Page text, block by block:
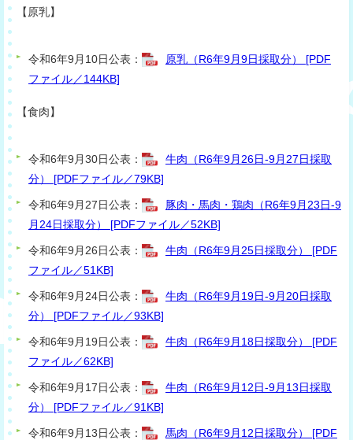
【原乳】
令和6年9月10日公表：
原乳（R6年9月9日採取分） [PDF
ファイル／144KB]
【食肉】
令和6年9月30日公表：
牛肉（R6年9月26日-9月27日採取
分） [PDFファイル／79KB]
令和6年9月27日公表：
豚肉・馬肉・鶏肉（R6年9月23日-9
月24日採取分） [PDFファイル／52KB]
令和6年9月26日公表：
牛肉（R6年9月25日採取分） [PDF
ファイル／51KB]
令和6年9月24日公表：
牛肉（R6年9月19日-9月20日採取
分） [PDFファイル／93KB]
令和6年9月19日公表：
牛肉（R6年9月18日採取分） [PDF
ファイル／62KB]
令和6年9月17日公表：
牛肉（R6年9月12日-9月13日採取
分） [PDFファイル／91KB]
令和6年9月13日公表：
馬肉（R6年9月12日採取分） [PDF